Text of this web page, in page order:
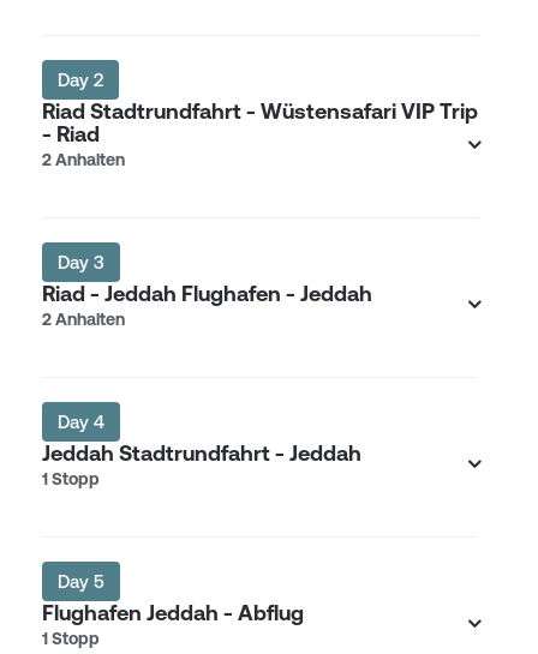
Day 2
Riad Stadtrundfahrt - Wüstensafari VIP Trip
- Riad
2 Anhalten
Day 3
Riad - Jeddah Flughafen - Jeddah
2 Anhalten
Day 4
Jeddah Stadtrundfahrt - Jeddah
1 Stopp
Day 5
Flughafen Jeddah - Abflug
1 Stopp